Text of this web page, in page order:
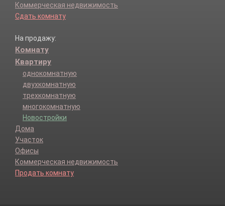
Коммерческая недвижимость
Сдать комнату
На продажу:
Комнату
Квартиру
однокомнатную
двухкомнатную
трехкомнатную
многокомнатную
Новостройки
Дома
Участок
Офисы
Коммерческая недвижимость
Продать комнату